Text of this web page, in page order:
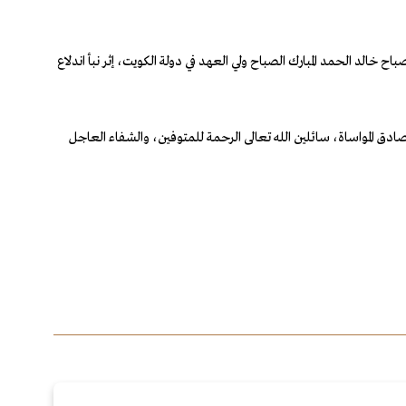
الحمد المبارك الصباح ولي العهد في دولة الكويت، إثر نبأ اندلاع
المواساة، سائلين الله تعالى الرحمة للمتوفين، والشفاء العاجل